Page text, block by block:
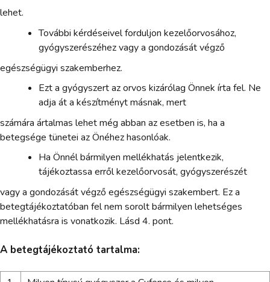
lehet.
További kérdéseivel forduljon kezelőorvosához,
gyógyszerészéhez vagy a gondozását végző
egészségügyi szakemberhez.
Ezt a gyógyszert az orvos kizárólag Önnek írta fel. Ne
adja át a készítményt másnak, mert
számára ártalmas lehet még abban az esetben is, ha a
betegsége tünetei az Önéhez hasonlóak.
Ha Önnél bármilyen mellékhatás jelentkezik,
tájékoztassa erről kezelőorvosát, gyógyszerészét
vagy a gondozását végző egészségügyi szakembert. Ez a
betegtájékoztatóban fel nem sorolt bármilyen lehetséges
mellékhatásra is vonatkozik. Lásd 4. pont.
A betegtájékoztató tartalma: